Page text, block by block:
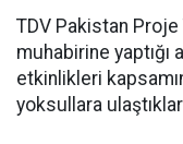
TDV Pakistan
muhabirine yaptığı
etkinlikleri
yoksullara